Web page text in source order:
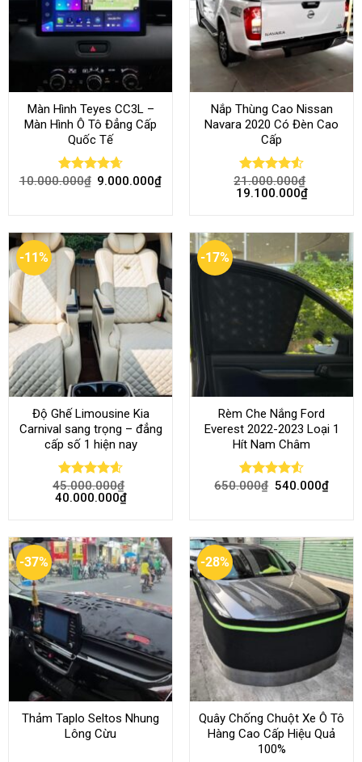
Màn Hình Teyes CC3L –
Màn Hình Ô Tô Đẳng Cấp
Quốc Tế
Rated 4.68
10.000.000₫ 9.000.000₫
Nắp Thùng Cao Nissan
Navara 2020 Có Đèn Cao
Cấp
Rated4.52
out of 5
21.000.000₫
19.100.000₫
-11%
Độ Ghế Limousine Kia
Carnival sang trọng – đẳng
cấp số 1 hiện nay
Rated4.58
out of 5
45.000.000₫
40.000.000₫
-17%
Rèm Che Nắng Ford
Everest 2022-2023 Loại 1
Hít Nam Châm
Rated4.51
650.000₫ 540.000₫
-37%
Thảm Taplo Seltos Nhung
Lông Cừu
-28%
Quây Chống Chuột Xe Ô Tô
Hàng Cao Cấp Hiệu Quả
100%